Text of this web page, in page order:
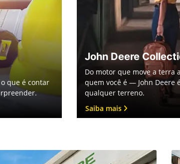
que é contar
John Deere
Do motor que move a terra
quem você é — John Deere
qualquer terreno.
Saiba mais